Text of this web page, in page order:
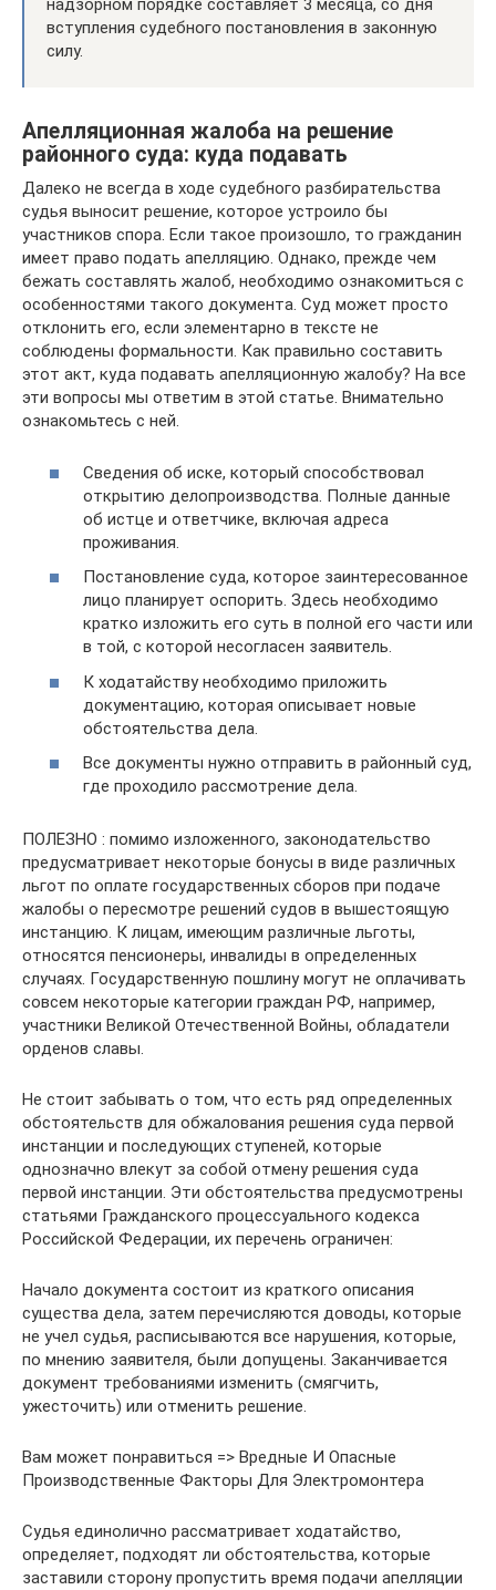
надзорном порядке составляет 3 месяца, со дня
вступления судебного постановления в законную
силу.
Апелляционная жалоба на решение
районного суда: куда подавать
Далеко не всегда в ходе судебного разбирательства
судья выносит решение, которое устроило бы
участников спора. Если такое произошло, то гражданин
имеет право подать апелляцию. Однако, прежде чем
бежать составлять жалоб, необходимо ознакомиться с
особенностями такого документа. Суд может просто
отклонить его, если элементарно в тексте не
соблюдены формальности. Как правильно составить
этот акт, куда подавать апелляционную жалобу? На все
эти вопросы мы ответим в этой статье. Внимательно
ознакомьтесь с ней.
Сведения об иске, который способствовал
открытию делопроизводства. Полные данные
об истце и ответчике, включая адреса
проживания.
Постановление суда, которое заинтересованное
лицо планирует оспорить. Здесь необходимо
кратко изложить его суть в полной его части или
в той, с которой несогласен заявитель.
К ходатайству необходимо приложить
документацию, которая описывает новые
обстоятельства дела.
Все документы нужно отправить в районный суд,
где проходило рассмотрение дела.
ПОЛЕЗНО : помимо изложенного, законодательство
предусматривает некоторые бонусы в виде различных
льгот по оплате государственных сборов при подаче
жалобы о пересмотре решений судов в вышестоящую
инстанцию. К лицам, имеющим различные льготы,
относятся пенсионеры, инвалиды в определенных
случаях. Государственную пошлину могут не оплачивать
совсем некоторые категории граждан РФ, например,
участники Великой Отечественной Войны, обладатели
орденов славы.
Не стоит забывать о том, что есть ряд определенных
обстоятельств для обжалования решения суда первой
инстанции и последующих ступеней, которые
однозначно влекут за собой отмену решения суда
первой инстанции. Эти обстоятельства предусмотрены
статьями Гражданского процессуального кодекса
Российской Федерации, их перечень ограничен:
Начало документа состоит из краткого описания
существа дела, затем перечисляются доводы, которые
не учел судья, расписываются все нарушения, которые,
по мнению заявителя, были допущены. Заканчивается
документ требованиями изменить (смягчить,
ужесточить) или отменить решение.
Вам может понравиться => Вредные И Опасные
Производственные Факторы Для Электромонтера
Судья единолично рассматривает ходатайство,
определяет, подходят ли обстоятельства, которые
заставили сторону пропустить время подачи апелляции